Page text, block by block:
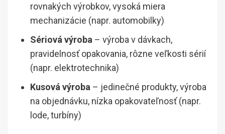
rovnakých výrobkov, vysoká miera
mechanizácie (napr. automobilky)
Sériová výroba – výroba v dávkach,
pravidelnosť opakovania, rôzne veľkosti sérií
(napr. elektrotechnika)
Kusová výroba – jedinečné produkty, výroba
na objednávku, nízka opakovateľnosť (napr.
lode, turbíny)